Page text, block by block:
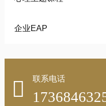
企业EAP
 联系电话